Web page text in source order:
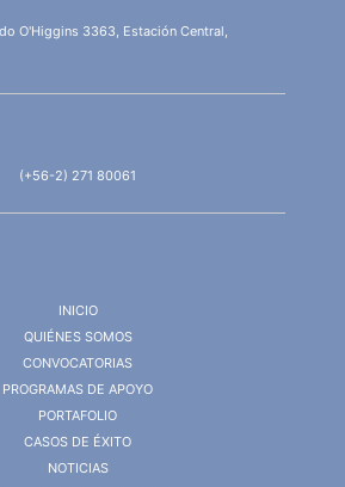
O'Higgins 3363, Estación Central,
(+56-2) 271 80061
INICIO
QUIÉNES SOMOS
CONVOCATORIAS
PROGRAMAS DE APOYO
PORTAFOLIO
CASOS DE ÉXITO
NOTICIAS